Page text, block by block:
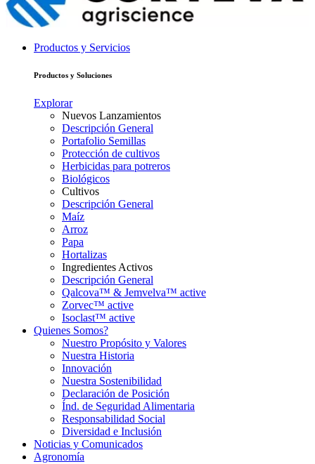
Productos y Servicios
Productos y Soluciones
Explorar
Nuevos Lanzamientos
Descripción General
Portafolio Semillas
Protección de cultivos
Herbicidas para potreros
Biológicos
Cultivos
Descripción General
Maíz
Arroz
Papa
Hortalizas
Ingredientes Activos
Descripción General
Qalcova™ & Jemvelva™ active
Zorvec™ active
Isoclast™ active
Quienes Somos?
Nuestro Propósito y Valores
Nuestra Historia
Innovación
Nuestra Sostenibilidad
Declaración de Posición
Índ. de Seguridad Alimentaria
Responsabilidad Social
Diversidad e Inclusión
Noticias y Comunicados
Agronomía